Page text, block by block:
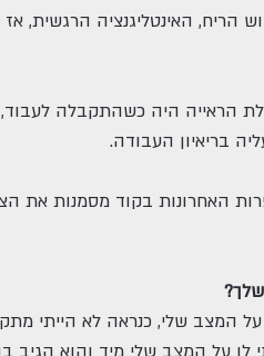
האינטליגנציה הרגשית, אז
הראייה היה כשהתקבלה
בריאיון העבודה.
האחרונות בקוד מסמנות את
המצב שלי, כנראה לא הייתי